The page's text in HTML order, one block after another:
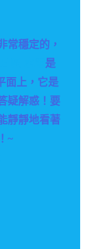
常穩定的，
是
面上，它是
疑解惑！ 要
靜靜地看著
~